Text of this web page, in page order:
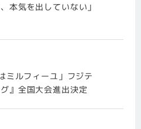
本気を出していない」
ミルフィーユ」フジテ
』全国大会進出決定